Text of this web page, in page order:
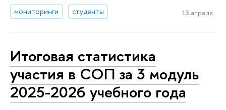
мониторинги
студенты 13 апреля
Итоговая статистика
участия в СОП за 3 модуль
2025-2026 учебного года